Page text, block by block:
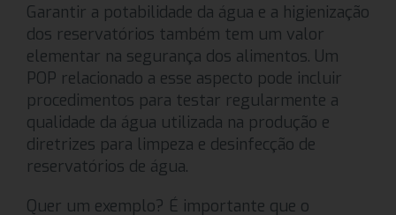
Garantir a potabilidade da água e a higienização
dos reservatórios também tem um valor
elementar na segurança dos alimentos. Um
POP relacionado a esse aspecto pode incluir
procedimentos para testar regularmente a
qualidade da água utilizada na produção e
diretrizes para limpeza e desinfecção de
reservatórios de água.
Quer um exemplo? É importante que o